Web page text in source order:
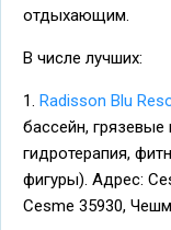
отдыхающим.
В числе лучших:
1. Radisson Blu
бассейн,
гидротерапия,
фигуры). Адрес:
Cesme 35930,